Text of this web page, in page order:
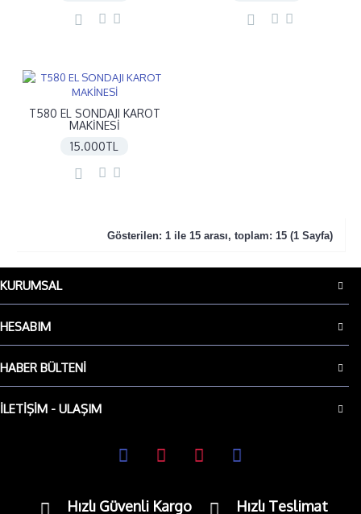
T580 EL SONDAJI KAROT
MAKİNESİ
15.000TL
Gösterilen: 1 ile 15 arası, toplam: 15 (1 Sayfa)
KURUMSAL
HESABIM
HABER BÜLTENI
İLETIŞIM - ULAŞIM
Hızlı Güvenli Kargo Hızlı Teslimat